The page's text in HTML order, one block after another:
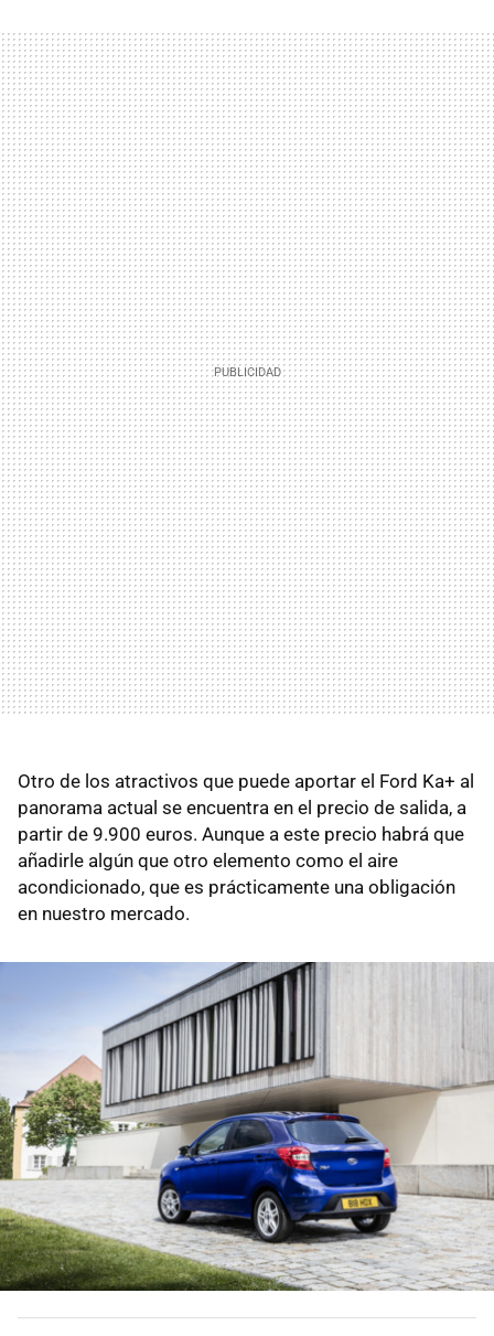
Otro de los atractivos que puede aportar el Ford Ka+ al
panorama actual se encuentra en el precio de salida, a
partir de 9.900 euros. Aunque a este precio habrá que
añadirle algún que otro elemento como el aire
acondicionado, que es prácticamente una obligación
en nuestro mercado.